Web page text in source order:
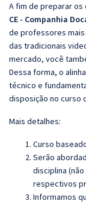
A fim de preparar os
CE - Companhia
de professores
das tradicionais
mercado, você
Dessa forma, o
técnico e
disposição no curso
Mais detalhes:
Curso
Serão
disciplina
respectivos
Informamos